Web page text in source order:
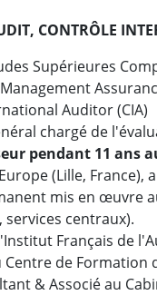
CONTRÔLE
Supérieures
Auditor (CIA)
chargé de
pendant 11 ans
(Lille, France),
mis en œuvre
services centraux).
Français de
de Formation
& Associé au